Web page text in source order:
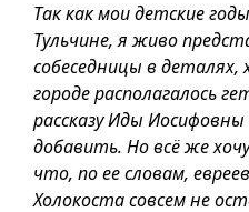
Так как мои детские
Тульчине, я живо
собеседницы в деталях,
городе располагалось
рассказу Иды
добавить. Но всё же
что, по ее словам,
Холокоста совсем не